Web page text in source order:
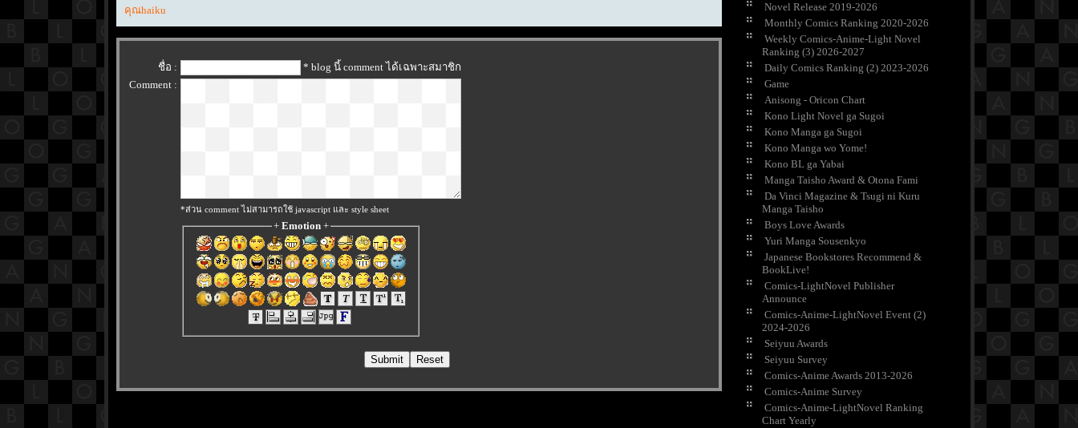
คุณhaiku
ชื่อ :
* blog นี้ comment ได้เฉพาะสมาชิก
Comment :
*ส่วน comment ไม่สามารถใช้ javascript และ style sheet
+ Emotion+
Novel Release 2019-2026
Monthly Comics Ranking 2020-2026
Weekly Comics-Anime-Light Novel
Ranking (3) 2026-2027
Daily Comics Ranking (2) 2023-2026
Game
Anisong - Oricon Chart
Kono Light Novel ga Sugoi
Kono Manga ga Sugoi
Kono Manga wo Yome!
Kono BL ga Yabai
Manga Taisho Award & Otona Fami
Da Vinci Magazine & Tsugi ni Kuru
Manga Taisho
Boys Love Awards
Yuri Manga Sousenkyo
Japanese Bookstores Recommend &
BookLive!
Comics-LightNovel Publisher
Announce
Comics-Anime-LightNovel Event (2)
2024-2026
Seiyuu Awards
Seiyuu Survey
Comics-Anime Awards 2013-2026
Comics-Anime Survey
Comics-Anime-LightNovel Ranking
Chart Yearly